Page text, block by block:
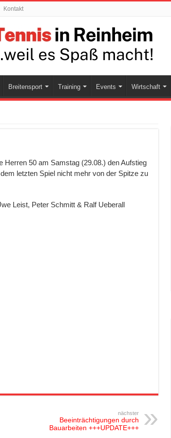
Kontakt
Breitensport Training Events Wirtschaft
Herren 50 am Samstag (29.08.) den Aufstieg
letzten Spiel nicht mehr von der Spitze zu
Leist, Peter Schmitt & Ralf Ueberall
nächster
Beeinträchtigungen durch
Bauarbeiten +++UPDATE+++